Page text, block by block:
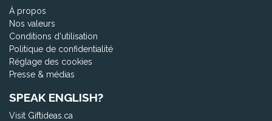
À propos
Nos valeurs
Conditions d'utilisation
Politique de confidentialité
Réglage des cookies
Presse & médias
SPEAK ENGLISH?
Visit Giftideas.ca